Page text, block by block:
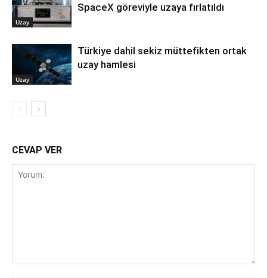
Uzay
SpaceX göreviyle uzaya fırlatıldı
Uzay
Türkiye dahil sekiz müttefikten ortak
uzay hamlesi
CEVAP VER